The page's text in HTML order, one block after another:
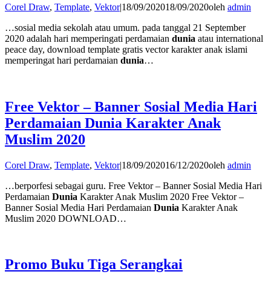
Corel Draw, Template, Vektor|18/09/202018/09/2020oleh admin
…sosial media sekolah atau umum. pada tanggal 21 September
2020 adalah hari memperingati perdamaian dunia atau international
peace day, download template gratis vector karakter anak islami
memperingat hari perdamaian dunia…
Free Vektor – Banner Sosial Media Hari
Perdamaian Dunia Karakter Anak
Muslim 2020
Corel Draw, Template, Vektor|18/09/202016/12/2020oleh admin
…berporfesi sebagai guru. Free Vektor – Banner Sosial Media Hari
Perdamaian Dunia Karakter Anak Muslim 2020 Free Vektor –
Banner Sosial Media Hari Perdamaian Dunia Karakter Anak
Muslim 2020 DOWNLOAD…
Promo Buku Tiga Serangkai